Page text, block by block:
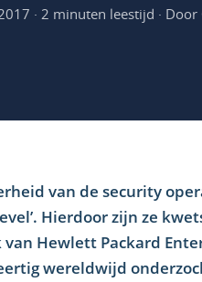
· 2 minuten leestijd · Door
van de security
Hierdoor zijn ze
Hewlett Packard
wereldwijd